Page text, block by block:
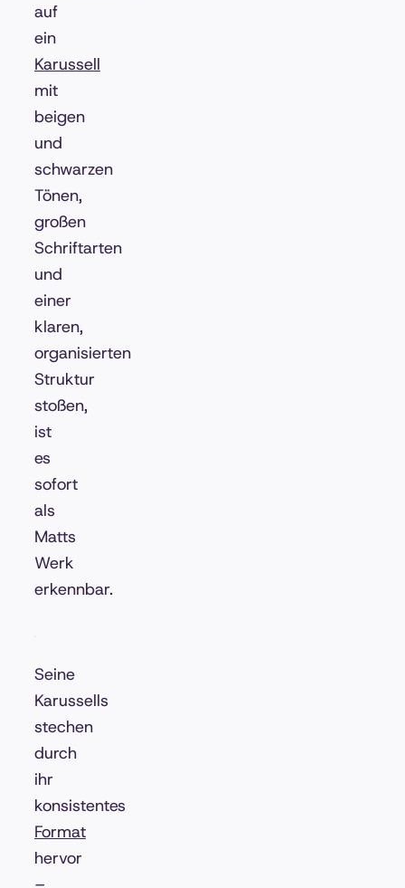
auf
ein
Karussell
mit
beigen
und
schwarzen
Tönen,
großen
Schriftarten
und
einer
klaren,
organisierten
Struktur
stoßen,
ist
es
sofort
als
Matts
Werk
erkennbar.
Seine
Karussells
stechen
durch
ihr
konsistentes
Format
hervor